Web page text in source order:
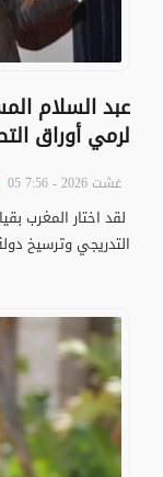
عبد السلام
لرمي أوراق
05 غشت 2026 - 7:56
لقد اختار المغرب
التدريجي وترسيخ